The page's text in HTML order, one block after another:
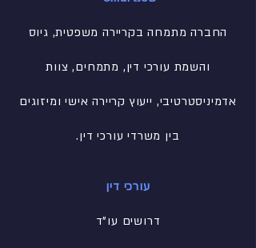
החברה מתמחה בקריירה משפטית, גיוס
והשמת עורכי דין, מתמחים, צוות
אדמיניסטרטיבי, ייעוץ קריירה אישי ומיזוגים
בין משרדי עורכי דין.
עורכי דין
דרושים עו"ד